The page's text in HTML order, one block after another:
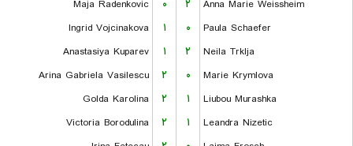
Maja Radenkovic
۰ ۲
Anna Marie Weissheim
Ingrid Vojcinakova
۱ ۰
Paula Schaefer
Anastasiya Kuparev
۱ ۲
Neila Trklja
Arina Gabriela Vasilescu
۲ ۰
Marie Krymlova
Golda Karolina
۲ ۱
Liubou Murashka
Victoria Borodulina
۲ ۱
Leandra Nizetic